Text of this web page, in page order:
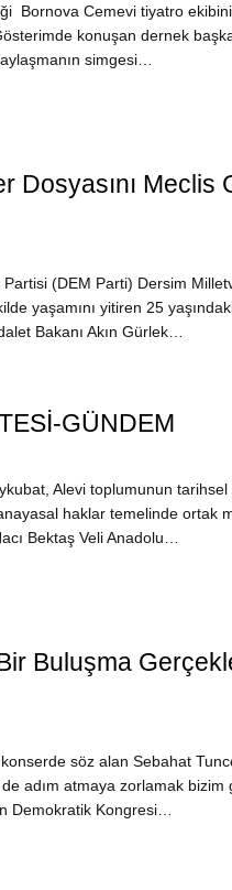
Bornova Cemevi tiyatro
konuşan dernek
simgesi…
Dosyasını Meclis
(DEM Parti) Dersim
yaşamını yitiren 25
Bakanı Akın Gürlek…
GÜNDEM
Alevi toplumunun tarihsel
haklar temelinde ortak
Bektaş Veli Anadolu…
Buluşma
söz alan Sebahat
adım atmaya zorlamak bizim
Demokratik Kongresi…